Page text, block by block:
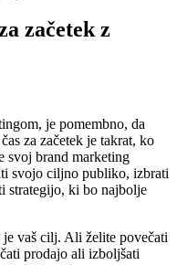
začetek z
je pomembno, da
za začetek je takrat, ko
svoj brand marketing
svojo ciljno publiko, izbrati
strategijo, ki bo najbolje
vaš cilj. Ali želite povečati
prodajo ali izboljšati